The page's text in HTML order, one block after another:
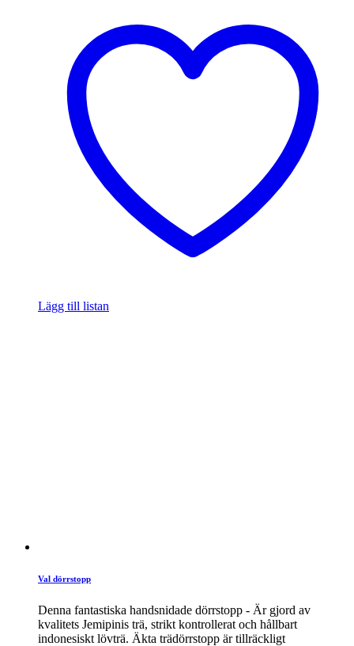
Lägg till listan
Val dörrstopp
Denna fantastiska handsnidade dörrstopp - Är gjord av
kvalitets Jemipinis trä, strikt kontrollerat och hållbart
indonesiskt lövträ. Äkta trädörrstopp är tillräckligt